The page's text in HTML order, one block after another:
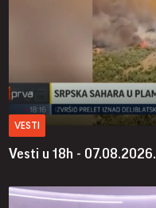
VESTI
Vesti u 18h - 07.08.2026.